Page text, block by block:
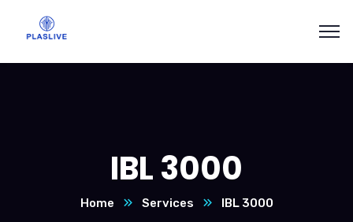
IBL 3000
Home Services IBL 3000